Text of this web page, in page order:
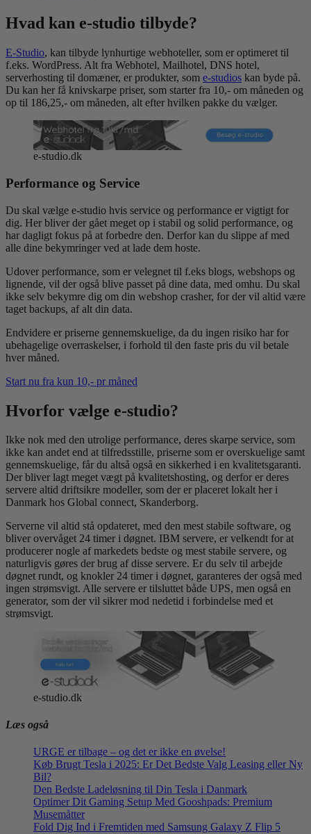
Hvad kan e-studio tilbyde?
E-Studio, kan tilbyde lynhurtige webhoteller, som er optimeret til
f.eks. WordPress. Alt fra Webhotel, Mailhotel, DNS hotel,
serverhosting til domæner, er produkter, som e-studios kan byde på.
Du kan her få knivskarpe priser, som starter fra 10,- om måneden og
op til 186,25,- om måneden, alt efter hvilken pakke du vælger.
e-studio.dk
Performance og Service
Du skal vælge e-studio hvis service og performance er vigtigt for
dig. Her bliver der gået meget op i stabil og solid performance, og
har dagligt fokus på at forbedre den. Derfor kan du slippe af med
alle dine bekymringer ved at lade dem hoste.
Udover performance, som er velegnet til f.eks blogs, webshops og
lignende, vil der også blive passet på dine data, med omhu. Du skal
ikke selv bekymre dig om din webshop crasher, for der vil altid være
taget backups, af alt din data.
Endvidere er priserne gennemskuelige, da du ingen risiko har for
ubehagelige overraskelser, i forhold til den faste pris du vil betale
hver måned.
Start nu fra kun 10,- pr måned
Hvorfor vælge e-studio?
Ikke nok med den utrolige performance, deres skarpe service, som
ikke kan andet end at tilfredsstille, priserne som er overskuelige samt
gennemskuelige, får du altså også en sikkerhed i en kvalitetsgaranti.
Der bliver lagt meget vægt på kvalitetshosting, og derfor er deres
servere altid driftsikre modeller, som der er placeret lokalt her i
Danmark hos Global connect, Skanderborg.
Serverne vil altid stå opdateret, med den mest stabile software, og
bliver overvåget 24 timer i døgnet. IBM servere, er velkendt for at
producerer nogle af markedets bedste og mest stabile servere, og
naturligvis gøres der brug af disse servere. Er du selv til arbejde
døgnet rundt, og knokler 24 timer i døgnet, garanteres der også med
ingen strømsvigt. Alle servere er tilsluttet både UPS, men også en
generator, som der vil sikrer mod nedetid i forbindelse med et
strømsvigt.
e-studio.dk
Læs også
URGE er tilbage – og det er ikke en øvelse!
Køb Brugt Tesla i 2025: Er Det Bedste Valg Leasing eller Ny
Bil?
Den Bedste Ladeløsning til Din Tesla i Danmark
Optimer Dit Gaming Setup Med Gooshpads: Premium
Musemåtter
Fold Dig Ind i Fremtiden med Samsung Galaxy Z Flip 5